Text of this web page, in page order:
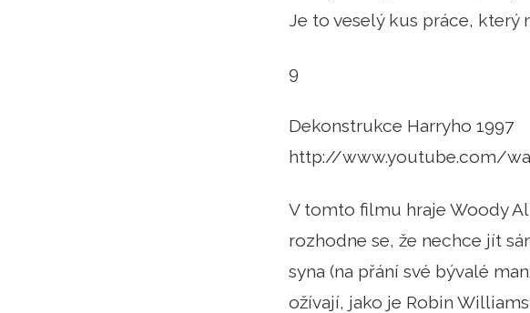
Je to veselý kus práce, který
9
Dekonstrukce Harryho 1997
http://www.youtube.com/
V tomto filmu hraje Woody
rozhodne se, že nechce jít
syna (na přání své bývalé
ožívají, jako je Robin